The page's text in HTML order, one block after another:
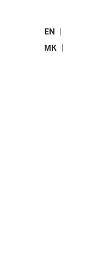
EN |
МК |